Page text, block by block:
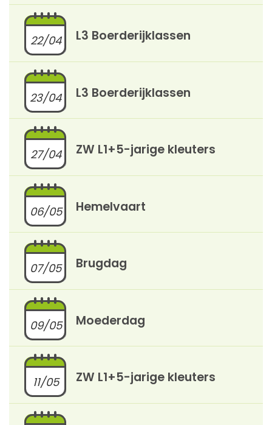
22/04 L3 Boerderijklassen
23/04 L3 Boerderijklassen
27/04 ZW L1+5-jarige kleuters
06/05 Hemelvaart
07/05 Brugdag
09/05 Moederdag
11/05 ZW L1+5-jarige kleuters